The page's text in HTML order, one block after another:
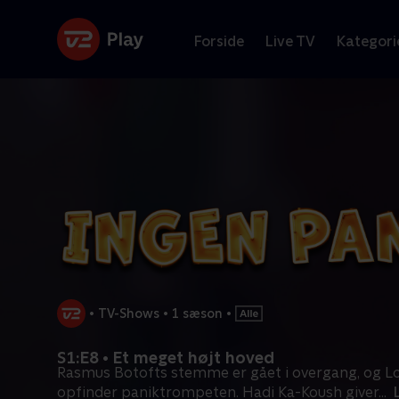
Forside Live TV
• TV-Shows • 1 sæson •
S1:E8 • Et meget højt hoved
Rasmus Botofts stemme er gået i overgang, og
opfinder paniktrompeten. Hadi Ka-Koush giver...